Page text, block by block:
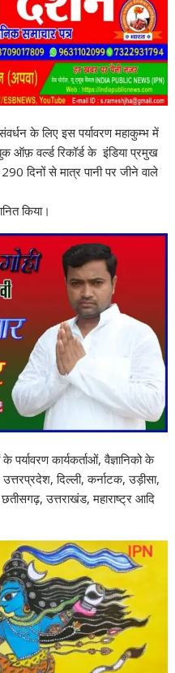
के लिए इस पर्यावरण महाकुम्भ में
वर्ल्ड रिकॉर्ड के इंडिया प्रमुख
दिनों से मात्र पानी पर जीने वाले
किया।
कार्यकर्ताओं, वैज्ञानिको के
दिल्ली, कर्नाटक, उड़ीसा,
उत्तराखंड, महाराष्ट्र आदि